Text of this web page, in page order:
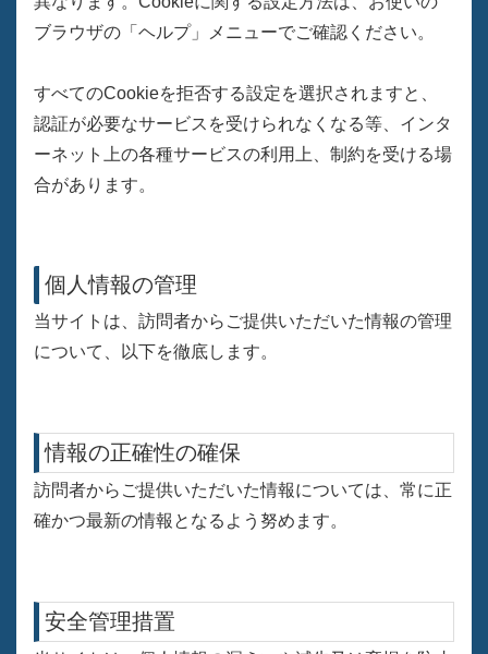
ブラウザの「ヘルプ」メニューでご確認ください。
すべてのCookieを拒否する設定を選択されますと、
認証が必要なサービスを受けられなくなる等、インタ
ーネット上の各種サービスの利用上、制約を受ける場
合があります。
個人情報の管理
当サイトは、訪問者からご提供いただいた情報の管理
について、以下を徹底します。
情報の正確性の確保
訪問者からご提供いただいた情報については、常に正
確かつ最新の情報となるよう努めます。
安全管理措置